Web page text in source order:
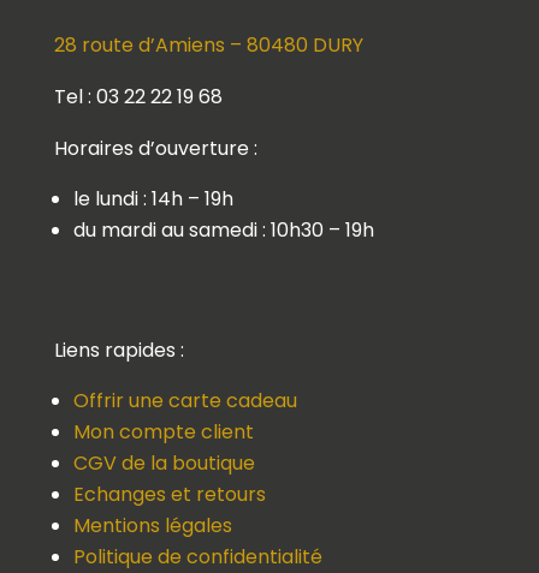
28 route d’Amiens – 80480 DURY
Tel : 03 22 22 19 68
Horaires d’ouverture :
le lundi : 14h – 19h
du mardi au samedi : 10h30 – 19h
Liens rapides :
Offrir une carte cadeau
Mon compte client
CGV de la boutique
Echanges et retours
Mentions légales
Politique de confidentialité